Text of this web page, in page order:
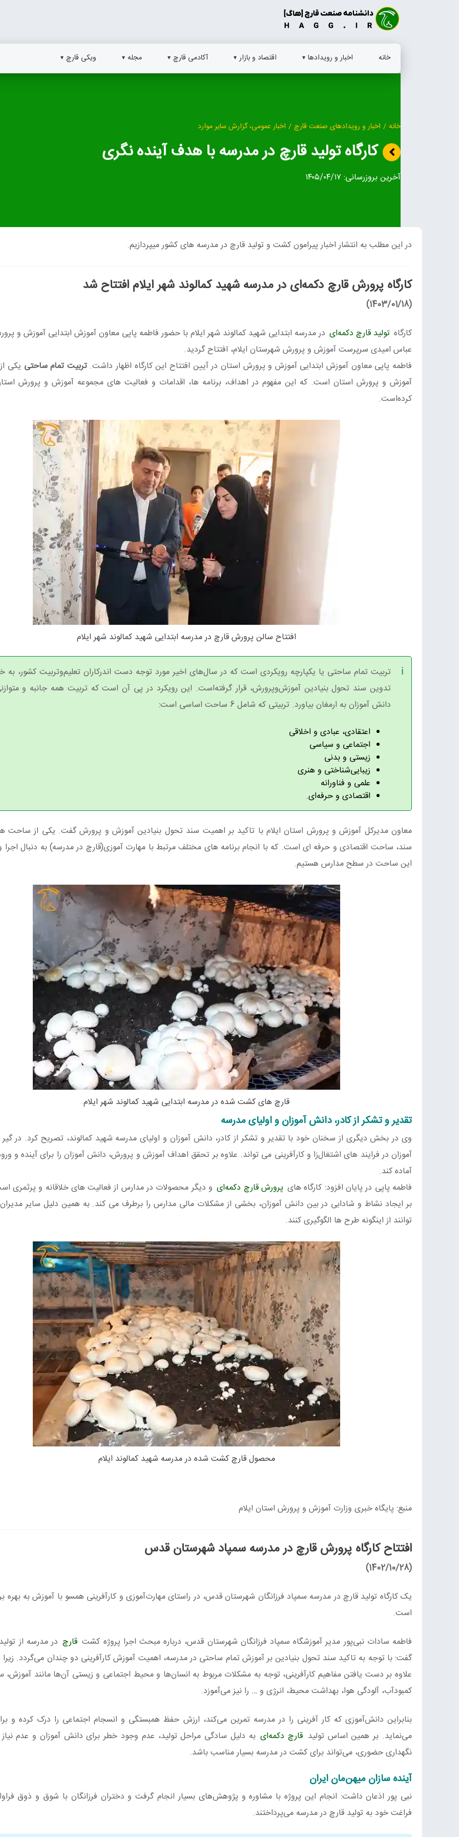
خانه اخبار و رویدادها اقتصاد و بازار آکادمی قارچ مجله ویکی قارچ
خانه / اخبار و رویدادهای صنعت قارچ / اخبار عمومی، گزارش سایر موارد
کارگاه تولید قارچ در مدرسه با هدف آینده نگری
آخرین بروزرسانی: ۱۴۰۵/۰۴/۱۷
در این مطلب به انتشار اخبار پیرامون کشت و تولید قارچ در مدرسه های کشور میپردازیم.
کارگاه پرورش قارچ دکمه‌ای در مدرسه شهید کمالوند شهر ایلام افتتاح شد
(1403/01/18)
کارگاه تولید قارچ دکمه‌ای در مدرسه ابتدایی شهید کمالوند شهر ایلام با حضور فاطمه پاپی معاون آموزش ابتدایی آموزش و
عباس امیدی سرپرست آموزش و پرورش شهرستان ایلام، افتتاح گردید.
فاطمه پاپی معاون آموزش ابتدایی آموزش و پرورش استان در آیین افتتاح این کارگاه اظهار داشت.تربیت تمام ساحتی یکی
آموزش و پرورش استان است. که این مفهوم در اهداف، برنامه ها، اقدامات و فعالیت های مجموعه آموزش و پرورش
کرده‌است.
افتتاح سالن پرورش قارچ در مدرسه ابتدایی شهید کمالوند شهر ایلام
تربیت تمام‌ ساحتی یا یکپارچه رویکردی است که در سال‌های اخیر مورد توجه دست‌ اندرکاران تعلیم‌و‌تربیت کشور،
تدوین سند تحول بنیادین آموزش‌و‌پرورش، قرار گرفته‌است. این رویکرد در پی آن است که تربیت همه‌ جانبه و
دانش‌ آموزان به ارمغان بیاورد. تربیتی که شامل 6 ساحت اساسی است:
اعتقادی، عبادی و اخلاقی
اجتماعی و سیاسی
زیستی و بدنی
زیبایی‌شناختی و هنری
علمی و فناورانه
اقتصادی و حرفه‌ای.
معاون مدیرکل آموزش و پرورش استان ایلام با تاکید بر اهمیت سند تحول بنیادین آموزش و پرورش گفت. یکی از ساحت
سند، ساحت اقتصادی و حرفه ای است. که با انجام برنامه های مختلف مرتبط با مهارت آموزی(قارچ در مدرسه) به دنبال اجرا
این ساحت در سطح مدارس هستیم.
قارچ های کشت شده در مدرسه ابتدایی شهید کمالوند شهر ایلام
تقدیر و تشکر از کادر، دانش آموزان و اولیای مدرسه
وی در بخش دیگری از سخنان خود با تقدیر و تشکر از کادر، دانش آموزان و اولیای مدرسه شهید کمالوند، تصریح کرد. در
آموزان در فرایند های اشتغال‌زا و کارآفرینی می تواند. علاوه بر تحقق اهداف آموزش و پرورش، دانش آموزان را برای آینده و ورود
آماده کند.
فاطمه پاپی در پایان افزود: کارگاه های پرورش قارچ دکمه‌ای و دیگر محصولات در مدارس از فعالیت های خلاقانه و پرثمری
بر ایجاد نشاط و شادابی در بین دانش آموزان، بخشی از مشکلات مالی مدارس را برطرف می کند. به همین دلیل سایر
توانند از اینگونه طرح ها الگوگیری کنند.
محصول قارچ کشت شده در مدرسه شهید کمالوند ایلام
منبع: پایگاه خبری وزارت آموزش و پرورش استان ایلام
افتتاح کارگاه پرورش قارچ در مدرسه سمپاد شهرستان قدس
(1402/10/28)
یک کارگاه تولید قارچ در مدرسه سمپاد فرزانگان شهرستان قدس، در راستای مهارت‌آموزی و کارآفرینی همسو با آموزش به بهره
است.
فاطمه سادات نبی‌پور مدیر آموزشگاه سمپاد فرزانگان شهرستان قدس، درباره مبحث اجرا پروژه کشت قارچ در مدرسه از
گفت: با توجه به تاکید سند تحول بنیادین بر آموزش تمام ساحتی در مدرسه، اهمیت آموزش کارآفرینی دو چندان می‌گردد. زیرا
علاوه بر دست یافتن مفاهیم کارآفرینی، توجه به مشکلات مربوط به انسان‌ها و محیط اجتماعی و زیستی آن‌ها مانند آموزش،
کمبودآب، آلودگی هوا، بهداشت محیط، انرژی و … را نیز می‌آموزد.
بنابراین دانش‌آموزی که کار آفرینی را در مدرسه تمرین می‌کند، ارزش حفظ همبستگی و انسجام اجتماعی را درک کرده و
می‌‌نماید. بر همین اساس تولید قارچ دکمه‌ای به دلیل سادگی مراحل تولید، عدم وجود خطر برای دانش آموزان و عدم
نگهداری حضوری، می‌تواند برای کشت در مدرسه بسیار مناسب باشد.
آینده سازان ميهن‌مان ایران
نبی پور اذعان داشت: انجام این پروژه با مشاوره و پژوهش‌های بسیار انجام گرفت و دختران فرزانگان با شوق و ذوق
فراغت خود به تولید قارچ در مدرسه می‌پرداختند.